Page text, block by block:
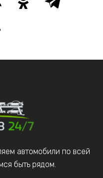
автомобили по всей
быть рядом.